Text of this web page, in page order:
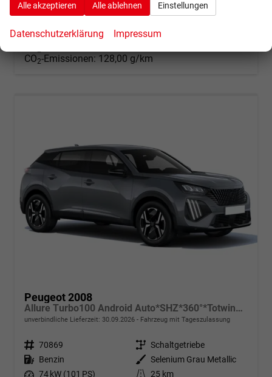
20.340,– € Details
Verbrauch kombiniert:5,70 l/100km
2
CO2-Emissionen: 128,00 g/km
Peugeot 2008
Allure Turbo100 Android Auto*SHZ*360°*Totwinkel*Klimaauto
unverbindliche Lieferzeit: 30.09.2026 Fahrzeug mit Tageszulassung
Fahrzeugnr. 70869 Getriebe Schaltgetriebe
Kraftstoff Benzin Außenfarbe Selenium Grau Metallic
Leistung 74 kW (101 PS) Kilometerstand 25 km
Alle akzeptieren Alle ablehnen Einstellungen
Datenschutzerklärung Impressum